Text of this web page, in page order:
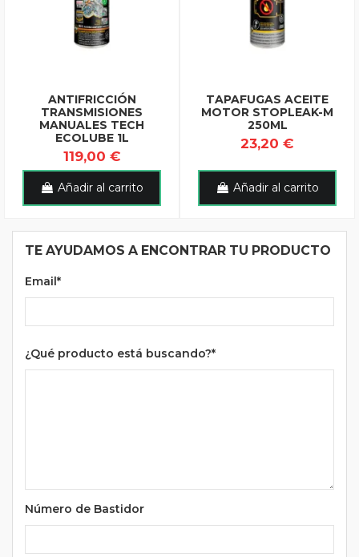
ANTIFRICCIÓN
TRANSMISIONES
MANUALES TECH
ECOLUBE 1L
119,00 €
Añadir al carrito
TAPAFUGAS ACEITE
MOTOR STOPLEAK-M
250ML
23,20 €
Añadir al carrito
TE AYUDAMOS A ENCONTRAR TU PRODUCTO
Email*
¿Qué producto está buscando?*
Número de Bastidor